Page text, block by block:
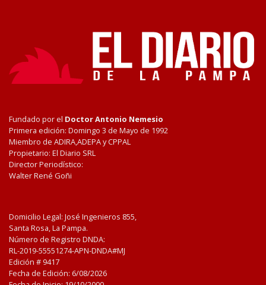
Fundado por el Doctor Antonio Nemesio
Primera edición: Domingo 3 de Mayo de 1992
Miembro de ADIRA,ADEPA y CPPAL
Propietario: El Diario SRL
Director Periodístico:
Walter René Goñi
Domicilio Legal: José Ingenieros 855,
Santa Rosa, La Pampa.
Número de Registro DNDA:
RL-2019-55551274-APN-DNDA#MJ
Edición # 9417
Fecha de Edición: 6/08/2026